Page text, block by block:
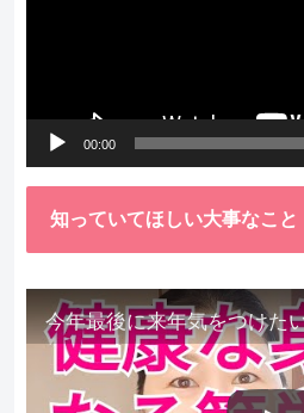
00:00
知っていてほしい大事なこと